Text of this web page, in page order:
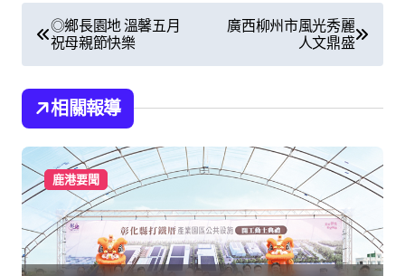
文
章
導
覽
◎鄉長園地 溫馨五月
祝母親節快樂
廣西柳州市風光秀麗
人文鼎盛
相關報導
鹿港要聞